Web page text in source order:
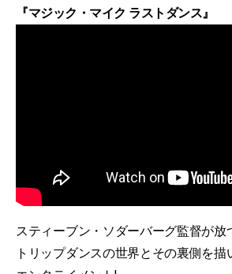
『マジック・マイク ラストダンス』
スティーブン・ソダーバーグ監督が放
トリップダンスの世界とその裏側を描